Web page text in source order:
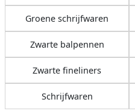
Groene schrijfwaren
Zwarte balpennen
Zwarte fineliners
Schrijfwaren